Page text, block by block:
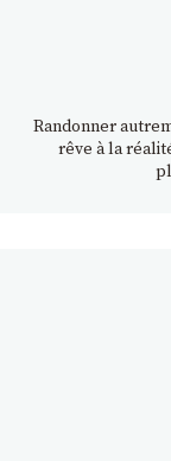
Randonner
rêve à la